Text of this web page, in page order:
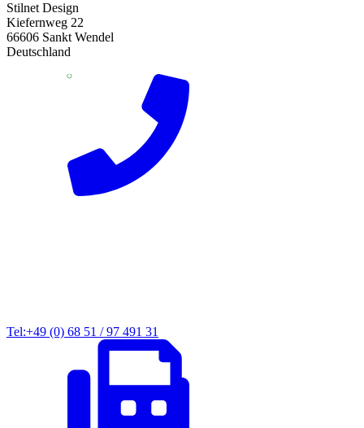
Stilnet Design
Kiefernweg 22
66606 Sankt Wendel
Deutschland
Tel:+49 (0) 68 51 / 97 491 31